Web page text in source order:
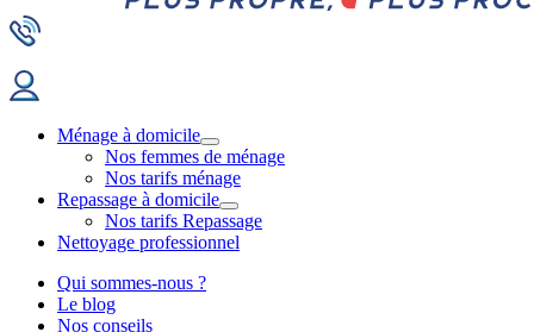
Ménage à domicile
Nos femmes de ménage
Nos tarifs ménage
Repassage à domicile
Nos tarifs Repassage
Nettoyage professionnel
Qui sommes-nous ?
Le blog
Nos conseils